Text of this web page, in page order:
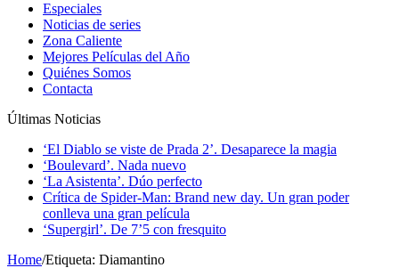
Especiales
Noticias de series
Zona Caliente
Mejores Películas del Año
Quiénes Somos
Contacta
Últimas Noticias
‘El Diablo se viste de Prada 2’. Desaparece la magia
‘Boulevard’. Nada nuevo
‘La Asistenta’. Dúo perfecto
Crítica de Spider-Man: Brand new day. Un gran poder
conlleva una gran película
‘Supergirl’. De 7’5 con fresquito
Home/Etiqueta: Diamantino